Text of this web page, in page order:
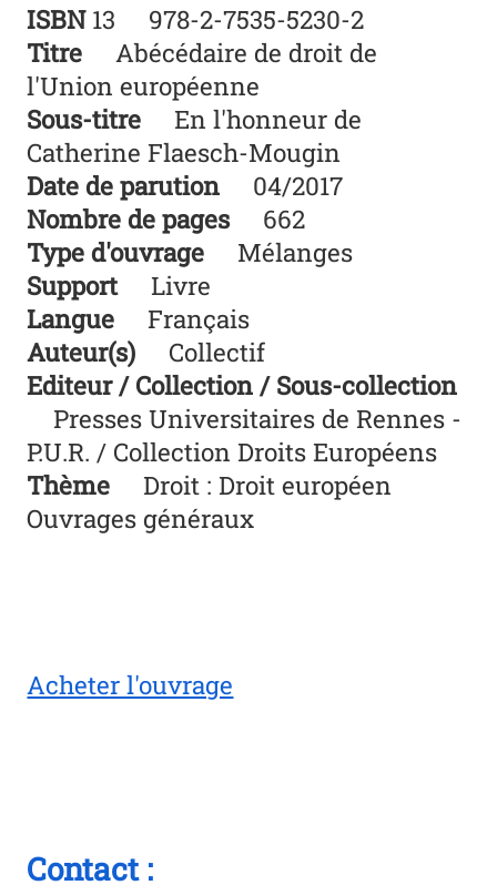
ISBN13 978-2-7535-5230-2
Titre
Abécédaire de droit de
l'Union européenne
Sous-titre
En l'honneur de
Catherine Flaesch-Mougin
Date de parution
04/2017
Nombre de pages662
Type d'ouvrage
Mélanges
Support
Livre
Langue
Français
Auteur(s) Collectif
Editeur / Collection / Sous-collection
Presses Universitaires de Rennes -
P.U.R. / Collection Droits Européens
Thème Droit : Droit européen
Ouvrages généraux
Acheter l'ouvrage
Contact :